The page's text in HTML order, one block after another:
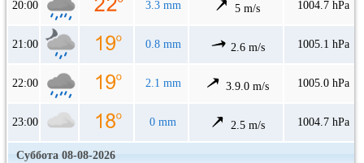
20:00 3.3 mm 5 m/s 1004.7 hPa
21:00 0.8 mm 2.6 m/s 1005.1 hPa
22:00 2.1 mm 3.9.0 m/s 1005.0 hPa
23:00 0 mm 2.5 m/s 1004.7 hPa
Суббота 08-08-2026